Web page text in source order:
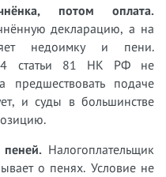
потом оплата.
декларацию, а на
недоимку и пени.
4 статьи 81 НК РФ не
подаче
и суды в большинстве
Налогоплательщик
о пенях. Условие не